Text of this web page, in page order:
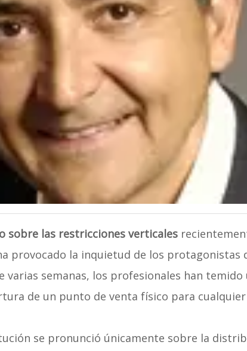
sobre las restricciones verticales
provocado la inquietud de los protagonistas
varias semanas, los profesionales han temido
de un punto de venta físico para
se pronunció únicamente sobre la